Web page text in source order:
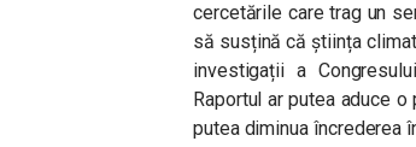
cercetările care trag un
să susțină că știința
investigații a
Raportul ar putea aduce
putea diminua încrederea